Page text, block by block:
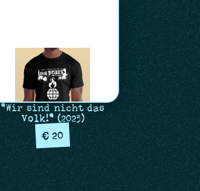
"Wir sind nicht das
Volk!" (2023)
€ 20